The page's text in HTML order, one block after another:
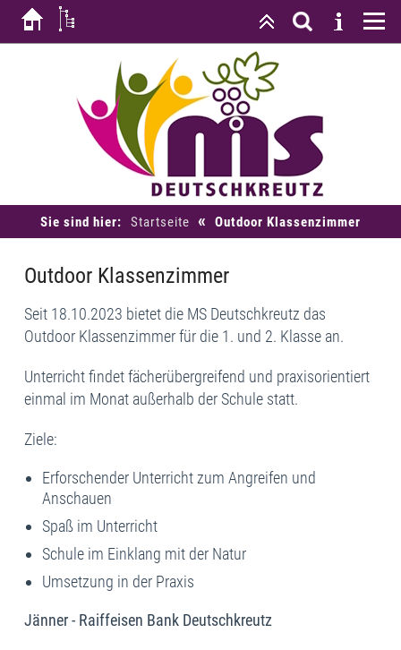
Sie sind hier: Startseite « Outdoor Klassenzimmer
Outdoor Klassenzimmer
Seit 18.10.2023 bietet die MS Deutschkreutz das
Outdoor Klassenzimmer für die 1. und 2. Klasse an.
Unterricht findet fächerübergreifend und praxisorientiert
einmal im Monat außerhalb der Schule statt.
Ziele:
Erforschender Unterricht zum Angreifen und
Anschauen
Spaß im Unterricht
Schule im Einklang mit der Natur
Umsetzung in der Praxis
Jänner - Raiffeisen Bank Deutschkreutz